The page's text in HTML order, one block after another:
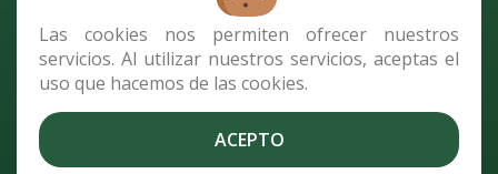
Las cookies nos permiten ofrecer nuestros
servicios. Al utilizar nuestros servicios, aceptas el
uso que hacemos de las cookies.
ACEPTO
928 484 096 / 610 728 118
Av. República de Nicaragua,
parcela C 2, 35010 Las Palmas
de G.C.